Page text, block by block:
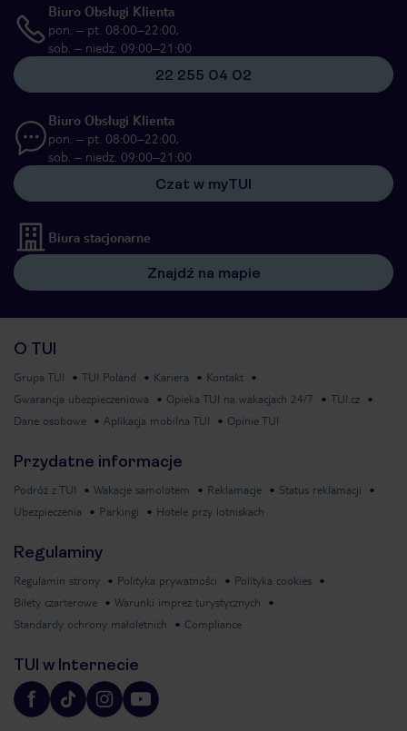
Biuro Obsługi Klienta
pon. – pt. 08:00–22:00,
sob. – niedz. 09:00–21:00
22 255 04 02
Biuro Obsługi Klienta
pon. – pt. 08:00–22:00,
sob. – niedz. 09:00–21:00
Czat w myTUI
Biura stacjonarne
Znajdź na mapie
O TUI
Grupa TUI TUI Poland Kariera
Kontakt
Gwarancja ubezpieczeniowa
Opieka TUI na wakacjach 24/7
TUI.cz
Dane osobowe
Aplikacja mobilna TUI Opinie TUI
Przydatne informacje
Podróż z TUI Wakacje samolotem Reklamacje
Status reklamacji
Ubezpieczenia
Parkingi Hotele przy lotniskach
Regulaminy
Regulamin strony Polityka prywatności
Polityka cookies
Bilety czarterowe
Warunki imprez turystycznych
Standardy ochrony małoletnich
Compliance
TUI w Internecie